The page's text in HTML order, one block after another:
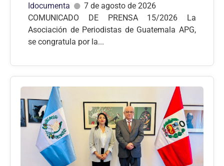
Idocumenta
7 de agosto de 2026
COMUNICADO DE PRENSA 15/2026 La
Asociación de Periodistas de Guatemala APG,
se congratula por la...